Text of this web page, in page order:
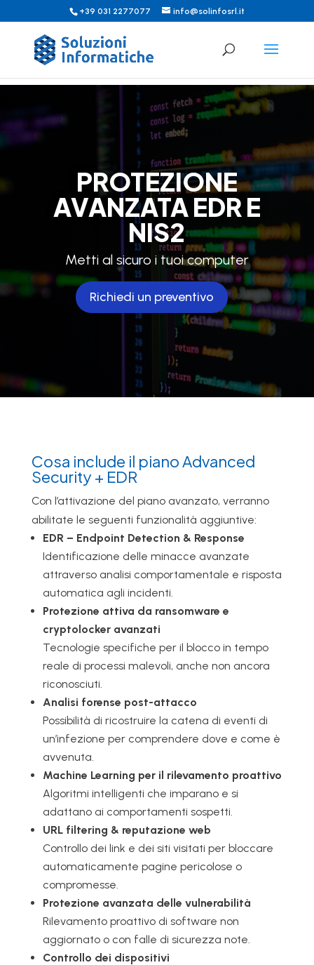
+39 031 2277077 info@solinfosrl.it
PROTEZIONE
AVANZATA EDR E
NIS2
Metti al sicuro i tuoi computer
Richiedi un preventivo
Cosa include il piano Advanced
Security + EDR
Con l’attivazione del piano avanzato, verranno
abilitate le seguenti funzionalità aggiuntive:
EDR – Endpoint Detection & Response
Identificazione delle minacce avanzate
attraverso analisi comportamentale e risposta
automatica agli incidenti.
Protezione attiva da ransomware e
cryptolocker avanzati
Tecnologie specifiche per il blocco in tempo
reale di processi malevoli, anche non ancora
riconosciuti.
Analisi forense post-attacco
Possibilità di ricostruire la catena di eventi di
un’infezione per comprendere dove e come è
avvenuta.
Machine Learning per il rilevamento proattivo
Algoritmi intelligenti che imparano e si
adattano ai comportamenti sospetti.
URL filtering & reputazione web
Controllo dei link e dei siti visitati per bloccare
automaticamente pagine pericolose o
compromesse.
Protezione avanzata delle vulnerabilità
Rilevamento proattivo di software non
aggiornato o con falle di sicurezza note.
Controllo dei dispositivi